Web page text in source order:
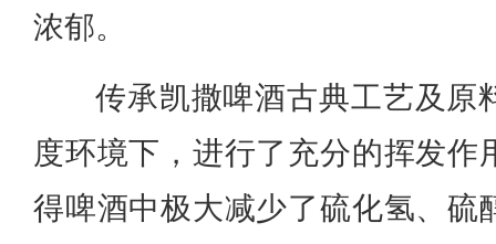
浓郁。
传承凯撒啤酒古典工艺及原
度环境下，进行了充分的挥发作
得啤酒中极大减少了硫化氢、硫